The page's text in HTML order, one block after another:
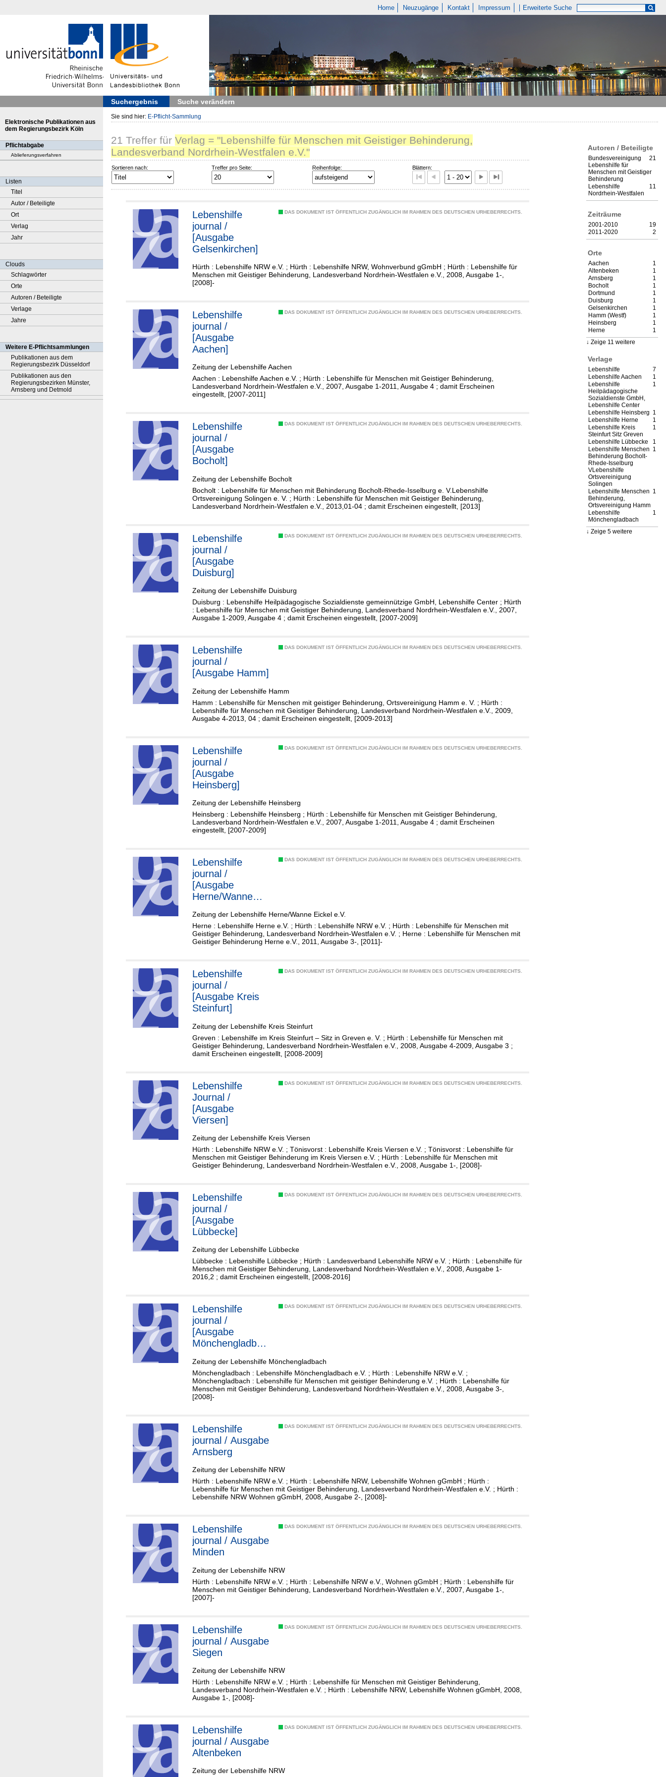
Home Neuzugänge Kontakt Impressum Erweiterte Suche
Suchergebnis Suche verändern
Elektronische Publikationen aus
dem Regierungsbezirk Köln
Pflichtabgabe
Ablieferungsverfahren
Listen
Titel
Autor / Beteiligte
Ort
Verlag
Jahr
Clouds
Schlagwörter
Orte
Autoren / Beteiligte
Verlage
Jahre
Weitere E-Pflichtsammlungen
Publikationen aus dem
Regierungsbezirk Düsseldorf
Publikationen aus den
Regierungsbezirken Münster,
Arnsberg und Detmold
Sie sind hier: E-Pflicht-Sammlung
Autoren / Beteiligte
21
Bundesvereinigung
Lebenshilfe für
Menschen mit Geistiger
Behinderung
11
Lebenshilfe
Nordrhein-Westfalen
Zeiträume
19
2001-2010
2
2011-2020
Orte
1
Aachen
1
Altenbeken
1
Arnsberg
1
Bocholt
1
Dortmund
1
Duisburg
1
Gelsenkirchen
1
Hamm (Westf)
1
Heinsberg
1
Herne
Zeige 11 weitere
Verlage
7
Lebenshilfe
1
Lebenshilfe Aachen
1
Lebenshilfe
Heilpädagogische
Sozialdienste GmbH,
Lebenshilfe Center
1
Lebenshilfe Heinsberg
1
Lebenshilfe Herne
1
Lebenshilfe Kreis
Steinfurt Sitz Greven
1
Lebenshilfe Lübbecke
1
Lebenshilfe Menschen
Behinderung Bocholt-
Rhede-Isselburg
VLebenshilfe
Ortsvereinigung
Solingen
1
Lebenshilfe Menschen
Behinderung,
Ortsvereinigung Hamm
1
Lebenshilfe
Mönchengladbach
Zeige 5 weitere
21 Treffer für Verlag = "Lebenshilfe für Menschen mit Geistiger Behinderung,
Landesverband Nordrhein-Westfalen e.V."
Sortieren nach: Treffer pro Seite: Reihenfolge: Blättern:
DAS DOKUMENT IST ÖFFENTLICH ZUGÄNGLICH IM RAHMEN DES DEUTSCHEN URHEBERRECHTS.
Lebenshilfe
journal /
[Ausgabe
Gelsenkirchen]
Hürth : Lebenshilfe NRW e.V. ; Hürth : Lebenshilfe NRW, Wohnverbund gGmbH ; Hürth : Lebenshilfe für
Menschen mit Geistiger Behinderung, Landesverband Nordrhein-Westfalen e.V., 2008, Ausgabe 1-,
[2008]-
DAS DOKUMENT IST ÖFFENTLICH ZUGÄNGLICH IM RAHMEN DES DEUTSCHEN URHEBERRECHTS.
Lebenshilfe
journal /
[Ausgabe
Aachen]
Zeitung der Lebenshilfe Aachen
Aachen : Lebenshilfe Aachen e.V. ; Hürth : Lebenshilfe für Menschen mit Geistiger Behinderung,
Landesverband Nordrhein-Westfalen e.V., 2007, Ausgabe 1-2011, Ausgabe 4 ; damit Erscheinen
eingestellt, [2007-2011]
DAS DOKUMENT IST ÖFFENTLICH ZUGÄNGLICH IM RAHMEN DES DEUTSCHEN URHEBERRECHTS.
Lebenshilfe
journal /
[Ausgabe
Bocholt]
Zeitung der Lebenshilfe Bocholt
Bocholt : Lebenshilfe für Menschen mit Behinderung Bocholt-Rhede-Isselburg e. V.Lebenshilfe
Ortsvereinigung Solingen e. V. ; Hürth : Lebenshilfe für Menschen mit Geistiger Behinderung,
Landesverband Nordrhein-Westfalen e.V., 2013,01-04 ; damit Erscheinen eingestellt, [2013]
DAS DOKUMENT IST ÖFFENTLICH ZUGÄNGLICH IM RAHMEN DES DEUTSCHEN URHEBERRECHTS.
Lebenshilfe
journal /
[Ausgabe
Duisburg]
Zeitung der Lebenshilfe Duisburg
Duisburg : Lebenshilfe Heilpädagogische Sozialdienste gemeinnützige GmbH, Lebenshilfe Center ; Hürth
: Lebenshilfe für Menschen mit Geistiger Behinderung, Landesverband Nordrhein-Westfalen e.V., 2007,
Ausgabe 1-2009, Ausgabe 4 ; damit Erscheinen eingestellt, [2007-2009]
DAS DOKUMENT IST ÖFFENTLICH ZUGÄNGLICH IM RAHMEN DES DEUTSCHEN URHEBERRECHTS.
Lebenshilfe
journal /
[Ausgabe Hamm]
Zeitung der Lebenshilfe Hamm
Hamm : Lebenshilfe für Menschen mit geistiger Behinderung, Ortsvereinigung Hamm e. V. ; Hürth :
Lebenshilfe für Menschen mit Geistiger Behinderung, Landesverband Nordrhein-Westfalen e.V., 2009,
Ausgabe 4-2013, 04 ; damit Erscheinen eingestellt, [2009-2013]
DAS DOKUMENT IST ÖFFENTLICH ZUGÄNGLICH IM RAHMEN DES DEUTSCHEN URHEBERRECHTS.
Lebenshilfe
journal /
[Ausgabe
Heinsberg]
Zeitung der Lebenshilfe Heinsberg
Heinsberg : Lebenshilfe Heinsberg ; Hürth : Lebenshilfe für Menschen mit Geistiger Behinderung,
Landesverband Nordrhein-Westfalen e.V., 2007, Ausgabe 1-2011, Ausgabe 4 ; damit Erscheinen
eingestellt, [2007-2009]
DAS DOKUMENT IST ÖFFENTLICH ZUGÄNGLICH IM RAHMEN DES DEUTSCHEN URHEBERRECHTS.
Lebenshilfe
journal /
[Ausgabe
Herne/Wanne
Zeitung der Lebenshilfe Herne/Wanne Eickel e.V.
Herne : Lebenshilfe Herne e.V. ; Hürth : Lebenshilfe NRW e.V. ; Hürth : Lebenshilfe für Menschen mit
Geistiger Behinderung, Landesverband Nordrhein-Westfalen e.V. ; Herne : Lebenshilfe für Menschen mit
Geistiger Behinderung Herne e.V., 2011, Ausgabe 3-, [2011]-
DAS DOKUMENT IST ÖFFENTLICH ZUGÄNGLICH IM RAHMEN DES DEUTSCHEN URHEBERRECHTS.
Lebenshilfe
journal /
[Ausgabe Kreis
Steinfurt]
Zeitung der Lebenshilfe Kreis Steinfurt
Greven : Lebenshilfe im Kreis Steinfurt – Sitz in Greven e. V. ; Hürth : Lebenshilfe für Menschen mit
Geistiger Behinderung, Landesverband Nordrhein-Westfalen e.V., 2008, Ausgabe 4-2009, Ausgabe 3 ;
damit Erscheinen eingestellt, [2008-2009]
DAS DOKUMENT IST ÖFFENTLICH ZUGÄNGLICH IM RAHMEN DES DEUTSCHEN URHEBERRECHTS.
Lebenshilfe
Journal /
[Ausgabe
Viersen]
Zeitung der Lebenshilfe Kreis Viersen
Hürth : Lebenshilfe NRW e.V. ; Tönisvorst : Lebenshilfe Kreis Viersen e.V. ; Tönisvorst : Lebenshilfe für
Menschen mit Geistiger Behinderung im Kreis Viersen e.V. ; Hürth : Lebenshilfe für Menschen mit
Geistiger Behinderung, Landesverband Nordrhein-Westfalen e.V., 2008, Ausgabe 1-, [2008]-
DAS DOKUMENT IST ÖFFENTLICH ZUGÄNGLICH IM RAHMEN DES DEUTSCHEN URHEBERRECHTS.
Lebenshilfe
journal /
[Ausgabe
Lübbecke]
Zeitung der Lebenshilfe Lübbecke
Lübbecke : Lebenshilfe Lübbecke ; Hürth : Landesverband Lebenshilfe NRW e.V. ; Hürth : Lebenshilfe für
Menschen mit Geistiger Behinderung, Landesverband Nordrhein-Westfalen e.V., 2008, Ausgabe 1-
2016,2 ; damit Erscheinen eingestellt, [2008-2016]
DAS DOKUMENT IST ÖFFENTLICH ZUGÄNGLICH IM RAHMEN DES DEUTSCHEN URHEBERRECHTS.
Lebenshilfe
journal /
[Ausgabe
Mönchengladbac
Zeitung der Lebenshilfe Mönchengladbach
Mönchengladbach : Lebenshilfe Mönchengladbach e.V. ; Hürth : Lebenshilfe NRW e.V. ;
Mönchengladbach : Lebenshilfe für Menschen mit geistiger Behinderung e.V. ; Hürth : Lebenshilfe für
Menschen mit Geistiger Behinderung, Landesverband Nordrhein-Westfalen e.V., 2008, Ausgabe 3-,
[2008]-
DAS DOKUMENT IST ÖFFENTLICH ZUGÄNGLICH IM RAHMEN DES DEUTSCHEN URHEBERRECHTS.
Lebenshilfe
journal / Ausgabe
Arnsberg
Zeitung der Lebenshilfe NRW
Hürth : Lebenshilfe NRW e.V. ; Hürth : Lebenshilfe NRW, Lebenshilfe Wohnen gGmbH ; Hürth :
Lebenshilfe für Menschen mit Geistiger Behinderung, Landesverband Nordrhein-Westfalen e.V. ; Hürth :
Lebenshilfe NRW Wohnen gGmbH, 2008, Ausgabe 2-, [2008]-
DAS DOKUMENT IST ÖFFENTLICH ZUGÄNGLICH IM RAHMEN DES DEUTSCHEN URHEBERRECHTS.
Lebenshilfe
journal / Ausgabe
Minden
Zeitung der Lebenshilfe NRW
Hürth : Lebenshilfe NRW e.V. ; Hürth : Lebenshilfe NRW e.V., Wohnen gGmbH ; Hürth : Lebenshilfe für
Menschen mit Geistiger Behinderung, Landesverband Nordrhein-Westfalen e.V., 2007, Ausgabe 1-,
[2007]-
DAS DOKUMENT IST ÖFFENTLICH ZUGÄNGLICH IM RAHMEN DES DEUTSCHEN URHEBERRECHTS.
Lebenshilfe
journal / Ausgabe
Siegen
Zeitung der Lebenshilfe NRW
Hürth : Lebenshilfe NRW e.V. ; Hürth : Lebenshilfe für Menschen mit Geistiger Behinderung,
Landesverband Nordrhein-Westfalen e.V. ; Hürth : Lebenshilfe NRW, Lebenshilfe Wohnen gGmbH, 2008,
Ausgabe 1-, [2008]-
DAS DOKUMENT IST ÖFFENTLICH ZUGÄNGLICH IM RAHMEN DES DEUTSCHEN URHEBERRECHTS.
Lebenshilfe
journal / Ausgabe
Altenbeken
Zeitung der Lebenshilfe NRW